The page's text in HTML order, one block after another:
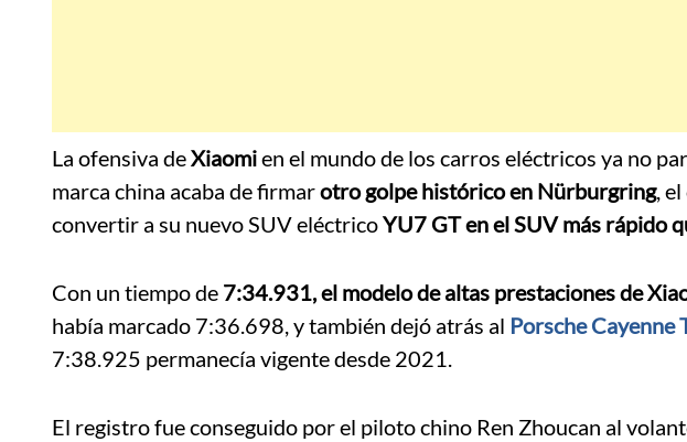
La ofensiva deXiaomien el mundo de los carros eléctricos ya no
marca china acaba de firmarotro golpe histórico en Nürburgring,
convertir a su nuevo SUV eléctricoYU7 GT en el SUV más rápido
Con un tiempo de 7:34.931, el modelo de altas prestaciones de
había marcado 7:36.698, y también dejó atrás al Porsche Cayenne
7:38.925 permanecía vigente desde 2021.
El registro fue conseguido por el piloto chino Ren Zhoucan al